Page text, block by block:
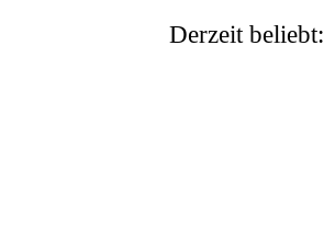
Derzeit beliebt: